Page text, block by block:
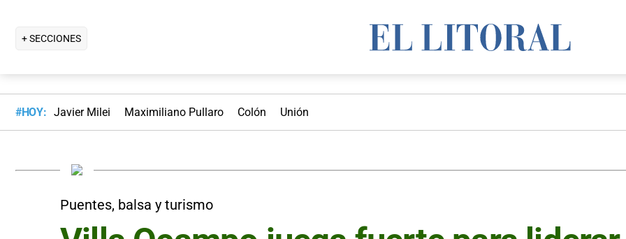
+ SECCIONES
#HOY: Javier Milei Maximiliano Pullaro Colón Unión
Puentes, balsa y turismo